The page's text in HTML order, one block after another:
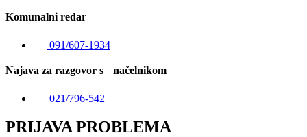
Komunalni redar
091/607-1934
Najava za razgovor s načelnikom
021/796-542
PRIJAVA PROBLEMA